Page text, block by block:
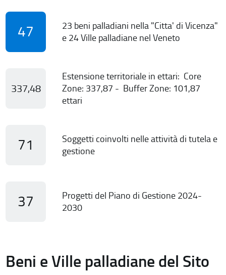
47
23 beni palladiani nella "Citta' di Vicenza"
e 24 Ville palladiane nel Veneto
337,48
Estensione territoriale in ettari: Core
Zone: 337,87 - Buffer Zone: 101,87
ettari
71
Soggetti coinvolti nelle attività di tutela e
gestione
37
Progetti del Piano di Gestione 2024-
2030
Beni e Ville palladiane del Sito